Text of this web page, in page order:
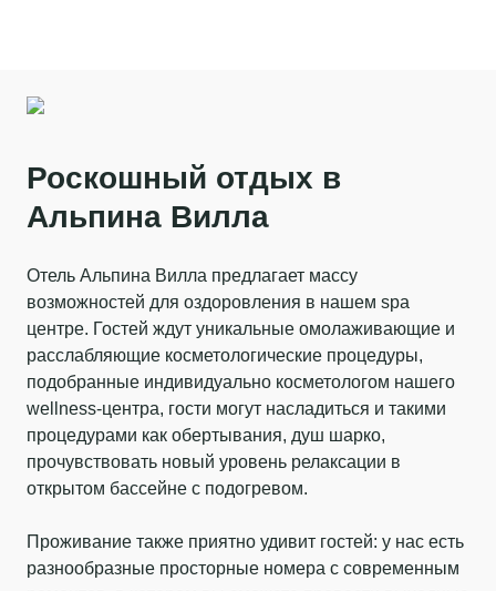
Роскошный отдых в
Альпина Вилла
Отель Альпина Вилла предлагает массу
возможностей для оздоровления в нашем spa
центре. Гостей ждут уникальные омолаживающие и
расслабляющие косметологические процедуры,
подобранные индивидуально косметологом нашего
wellness-центра, гости могут насладиться и такими
процедурами как обертывания, душ шарко,
прочувствовать новый уровень релаксации в
открытом бассейне с подогревом.
Проживание также приятно удивит гостей: у нас есть
разнообразные просторные номера с современным